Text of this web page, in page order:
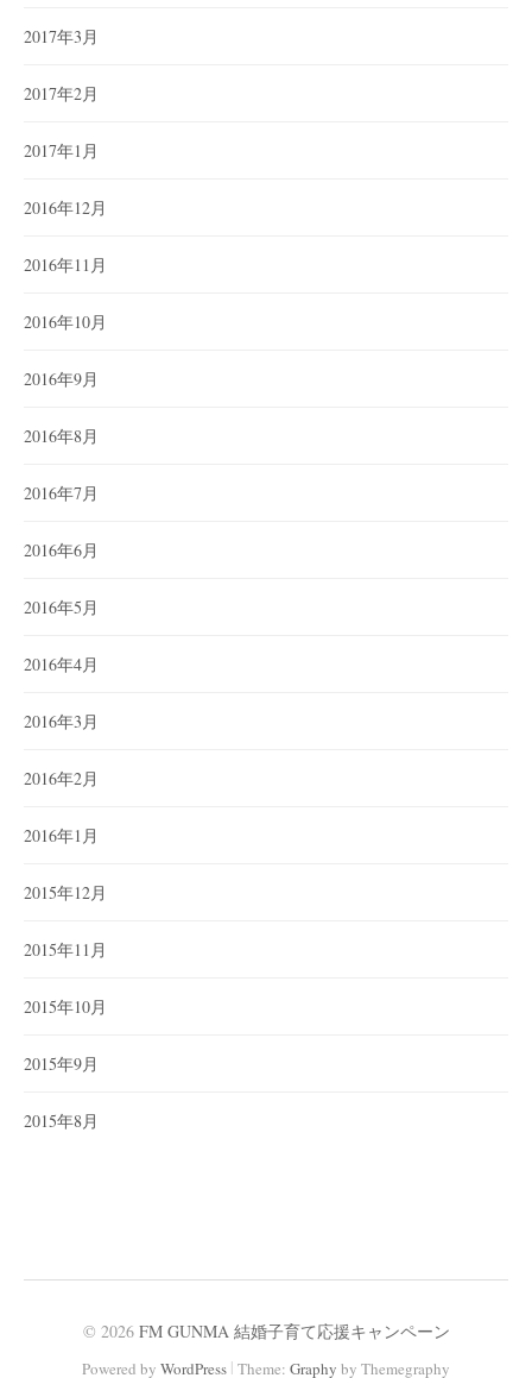
2017年3月
2017年2月
2017年1月
2016年12月
2016年11月
2016年10月
2016年9月
2016年8月
2016年7月
2016年6月
2016年5月
2016年4月
2016年3月
2016年2月
2016年1月
2015年12月
2015年11月
2015年10月
2015年9月
2015年8月
© 2026 FM GUNMA 結婚子育て応援キャンペーン
Powered by WordPress | Theme: Graphy by Themegraphy